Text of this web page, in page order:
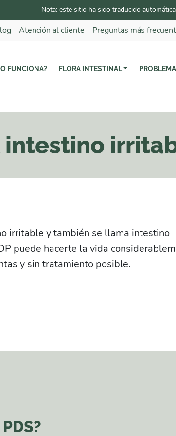
Nota: este sitio ha sido traducido
Atención al cliente Preguntas más
FUNCIONA? FLORA INTESTINAL
intestino
irritable y también se llama intestino
puede hacerte la vida
y sin tratamiento posible.